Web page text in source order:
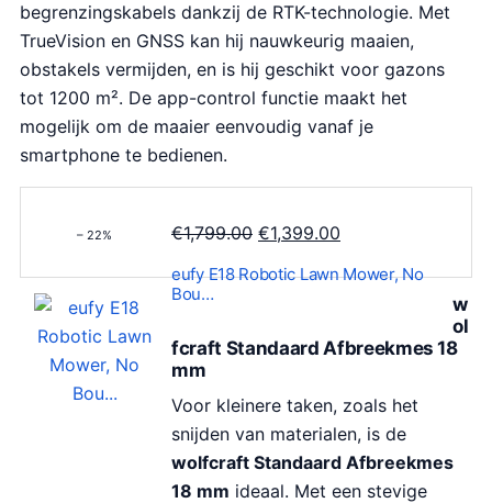
begrenzingskabels dankzij de RTK-technologie. Met
TrueVision en GNSS kan hij nauwkeurig maaien,
obstakels vermijden, en is hij geschikt voor gazons
tot 1200 m². De app-control functie maakt het
mogelijk om de maaier eenvoudig vanaf je
smartphone te bedienen.
– 22% €1,799.00 O
p
o
n
k
e
€1,399.00
i
e
p
r
i
eufy E18 Robotic Lawn Mower, No
Bou…
w
ol
fcraft Standaard Afbreekmes 18
mm
Voor kleinere taken, zoals het
snijden van materialen, is de
wolfcraft Standaard Afbreekmes
18 mm ideaal. Met een stevige